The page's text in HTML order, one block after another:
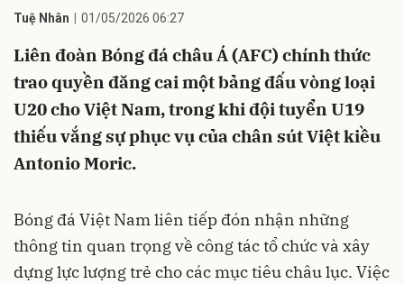
Tuệ Nhân 01/05/2026 06:27
Liên đoàn Bóng đá châu Á (AFC) chính thức
trao quyền đăng cai một bảng đấu vòng loại
U20 cho Việt Nam, trong khi đội tuyển U19
thiếu vắng sự phục vụ của chân sút Việt kiều
Antonio Moric.
Bóng đá Việt Nam liên tiếp đón nhận những
thông tin quan trọng về công tác tổ chức và xây
dựng lực lượng trẻ cho các mục tiêu châu lục. Việc
Hủy Gửi